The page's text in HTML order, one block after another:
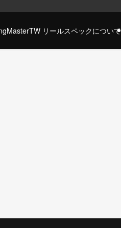
リールスペックについて